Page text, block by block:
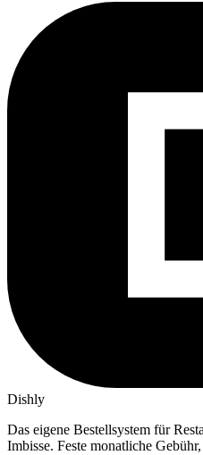
Dishly
Das eigene Bestellsystem für
Imbisse. Feste monatliche